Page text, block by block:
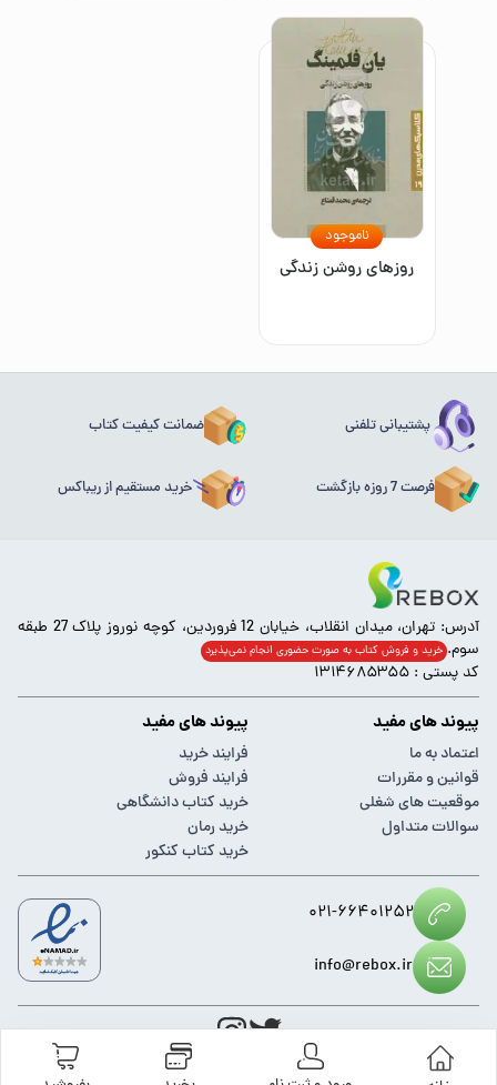
روزهای روشن زندگی
ناموجود
پشتیبانی تلفنی ضمانت کیفیت کتاب
فرصت 7 روزه بازگشت خرید مستقیم از ریباکس
آدرس: تهران، میدان انقلاب، خیابان 12 فروردین، کوچه نوروز پلاک 27 طبقه
سوم. خرید و فروش کتاب به صورت حضوری انجام‌ نمی‌پذیرد
کد پستی : ۱۳۱۴۶۸۵۳۵۵
پیوند های مفید
اعتماد به ما
قوانین و مقررات
موقعیت های شغلی
سوالات متداول
پیوند های مفید
فرایند خرید
فرایند فروش
خرید کتاب دانشگاهی
خرید رمان
خرید کتاب کنکور
۰۲۱-۶۶۴۰۱۲۵۲
info@rebox.ir
کلیه حقوق مادی و معنوی این وبسایت متعلق به می باشد.